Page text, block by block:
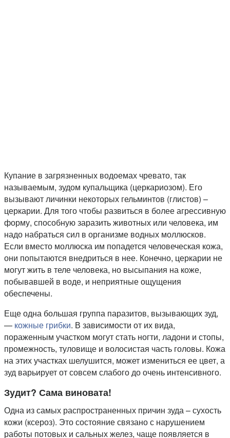
Купание в загрязненных водоемах чревато, так
называемым, зудом купальщика (церкариозом). Его
вызывают личинки некоторых гельминтов (глистов) –
церкарии. Для того чтобы развиться в более агрессивную
форму, способную заразить животных или человека, им
надо набраться сил в организме водных моллюсков.
Если вместо моллюска им попадется человеческая кожа,
они попытаются внедриться в нее. Конечно, церкарии не
могут жить в теле человека, но высыпания на коже,
побывавшей в воде, и неприятные ощущения
обеспечены.
Еще одна большая группа паразитов, вызывающих зуд,
— кожные грибки. В зависимости от их вида,
пораженным участком могут стать ногти, ладони и стопы,
промежность, туловище и волосистая часть головы. Кожа
на этих участках шелушится, может измениться ее цвет, а
зуд варьирует от совсем слабого до очень интенсивного.
Зудит? Сама виновата!
Одна из самых распространенных причин зуда – сухость
кожи (ксероз). Это состояние связано с нарушением
работы потовых и сальных желез, чаще появляется в